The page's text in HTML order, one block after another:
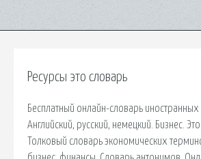
Ресурсы это словарь
Бесплатный онлайн-словарь иностранных
Английский, русский, немецкий. Бизнес.
Толковый словарь экономических